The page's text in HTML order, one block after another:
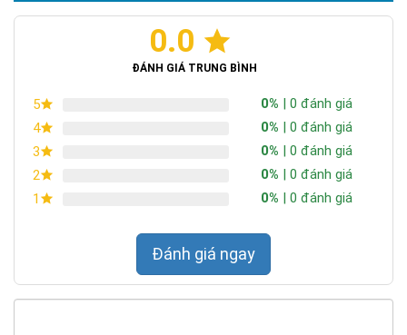
0.0
ĐÁNH GIÁ TRUNG BÌNH
5 0% | 0 đánh giá
4
0% | 0 đánh giá
3
0% | 0 đánh giá
2
0% | 0 đánh giá
1
0% | 0 đánh giá
Đánh giá ngay